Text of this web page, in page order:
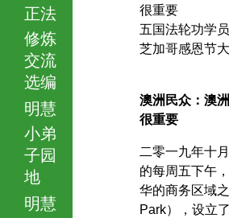
正法
修炼
交流
选编
明慧
小弟
子园
地
明慧
很重要
五国法轮功学
芝加哥感恩节
澳洲民众：澳
很重要
二零一九年十
的每周五下午
华的商务区域
Park），设立